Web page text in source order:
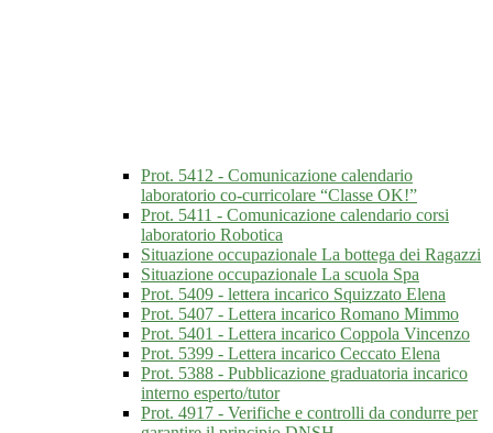
Prot. 5412 - Comunicazione calendario
laboratorio co-curricolare “Classe OK!”
Prot. 5411 - Comunicazione calendario corsi
laboratorio Robotica
Situazione occupazionale La bottega dei Ragazzi
Situazione occupazionale La scuola Spa
Prot. 5409 - lettera incarico Squizzato Elena
Prot. 5407 - Lettera incarico Romano Mimmo
Prot. 5401 - Lettera incarico Coppola Vincenzo
Prot. 5399 - Lettera incarico Ceccato Elena
Prot. 5388 - Pubblicazione graduatoria incarico
interno esperto/tutor
Prot. 4917 - Verifiche e controlli da condurre per